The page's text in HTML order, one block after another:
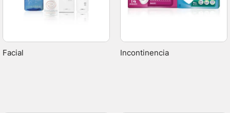
Facial Incontinencia